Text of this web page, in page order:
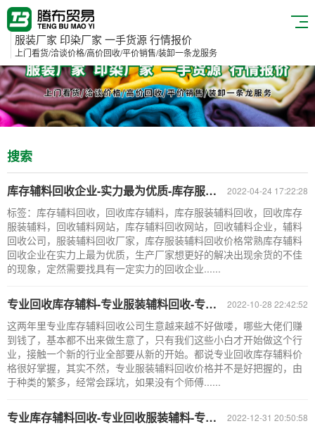
服装厂家 印染厂家 一手货源 行情报价
上门看货/洽谈价格/高价回收/平价销售/装卸一条龙服务
搜索
2022-04-24 17:22:28
库存辅料回收企业-实力最为优质-库存服装辅料回收网站
标签：库存辅料回收，回收库存辅料，库存服装辅料回收，回收库存
服装辅料，回收辅料网站，库存辅料回收网站，回收辅料企业，辅料
回收公司，服装辅料回收厂家，库存服装辅料回收价格常熟库存辅料
回收企业在实力上最为优质，生产厂家想更好的解决出现余货的不佳
的现象，定然需要找具有一定实力的回收企业......
2022-10-28 22:42:52
专业回收库存辅料-专业服装辅料回收-专业库存辅料回收公司
这两年里专业库存辅料回收公司生意越来越不好做喽，哪些大佬们赚
到钱了，基本都不出来做生意了，只有我们这些小白才开始做这个行
业，接触一个新的行业全部要从新的开始。都说专业回收库存辅料价
格很好掌握，其实不然，专业服装辅料回收价格并不是好把握的，由
于种类的繁多，经常会踩坑，如果没有个师傅......
2022-12-31 20:50:58
专业库存辅料回收-专业回收服装辅料-专业库存辅料回收厂家